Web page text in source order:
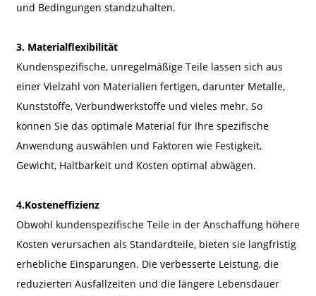
und Bedingungen standzuhalten.
3. Materialflexibilität
Kundenspezifische, unregelmäßige Teile lassen sich aus
einer Vielzahl von Materialien fertigen, darunter Metalle,
Kunststoffe, Verbundwerkstoffe und vieles mehr. So
können Sie das optimale Material für Ihre spezifische
Anwendung auswählen und Faktoren wie Festigkeit,
Gewicht, Haltbarkeit und Kosten optimal abwägen.
4.Kosteneffizienz
Obwohl kundenspezifische Teile in der Anschaffung höhere
Kosten verursachen als Standardteile, bieten sie langfristig
erhebliche Einsparungen. Die verbesserte Leistung, die
reduzierten Ausfallzeiten und die längere Lebensdauer